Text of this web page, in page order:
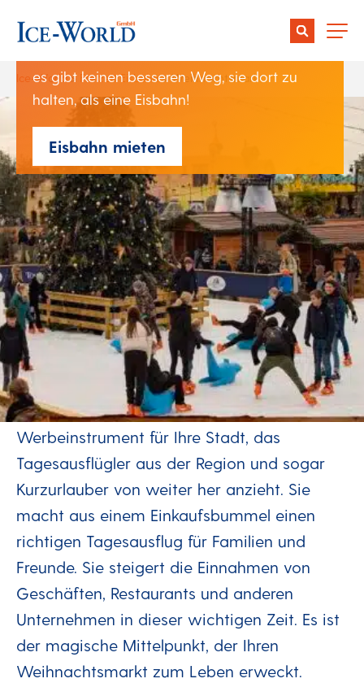
Ice-World> Freizeit Eisbahn>Weihnachtsmarkt
Ein erfolgreicher Weihnachtsmarkt kann die
es gibt keinen besseren Weg, sie dort zu
halten, als eine Eisbahn!
Eisbahn mieten
Publikumsmagnet
Großartiges Werbeinstrument
Menschen
zusammenbringen
Eine temporäre Eisbahn ist ein großartiges
Werbeinstrument für Ihre Stadt, das
Tagesausflügler aus der Region und sogar
Kurzurlauber von weiter her anzieht. Sie
macht aus einem Einkaufsbummel einen
richtigen Tagesausflug für Familien und
Freunde. Sie steigert die Einnahmen von
Geschäften, Restaurants und anderen
Unternehmen in dieser wichtigen Zeit. Es ist
der magische Mittelpunkt, der Ihren
Weihnachtsmarkt zum Leben erweckt.